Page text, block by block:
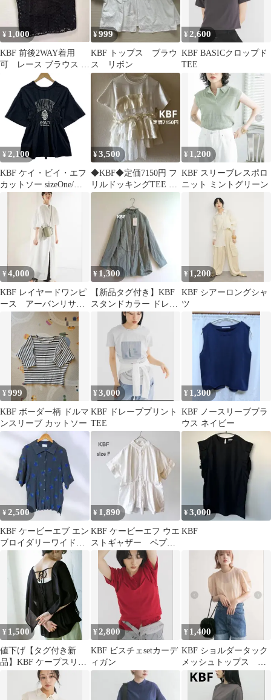
¥ 1,000
KBF 前後2WAY着用
可 レース ブラウス V
ネック 刺繍レース
¥999
KBF トップス ブラウ
ス リボン
¥2,600
KBF BASICクロップド
TEE
¥ 2,100
KBF ケイ・ビイ・エフ
カットソー sizeOne/ブ
¥3,500
◆KBF◆定価7150円 フ
リルドッキングTEE ホ
ワイト
¥ 1,200
KBF スリーブレスポロ
ニット ミントグリーン
¥4,000
KBF レイヤードワンピ
ース アーバンリサー
¥1,300
【新品タグ付き】KBF
スタンドカラー ドレス
シャツ フリルネック F
サイズ
¥1,200
KBF シアーロングシャ
ツ
¥999
KBF ボーダー柄 ドルマ
ンスリーブ カットソー
¥3,000
KBF ドレーププリント
TEE
¥ 1,300
KBF ノースリーブブラ
ウス ネイビー
¥2,500
KBF ケービーエブ エン
ブロイダリーワイドカ
ラーシャツ
¥ 1,890
KBF ケービーエフ ウエ
ストギャザー ペプラ
ムブラウス 白 バンドカ
ラー
¥3,000
KBF
¥ 1,500
値下げ【タグ付き新
品】KBF ケープスリー
ブチュニック
¥2,800
KBF ビスチェsetカーデ
ィガン
¥ 1,400
KBF ショルダータック
メッシュトップス ピ
ンクベージュ系